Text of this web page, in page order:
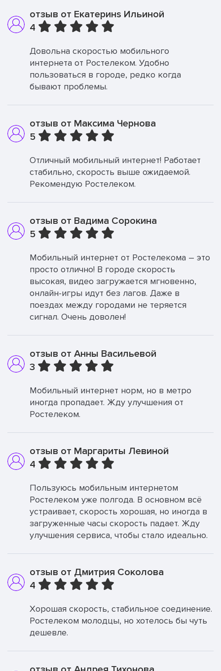
отзыв от Екатеринs Ильиной
4
Довольна скоростью мобильного
интернета от Ростелеком. Удобно
пользоваться в городе, редко когда
бывают проблемы.
отзыв от Максима Чернова
5
Отличный мобильный интернет! Работает
стабильно, скорость выше ожидаемой.
Рекомендую Ростелеком.
отзыв от Вадима Сорокина
5
Мобильный интернет от Ростелекома – это
просто отлично! В городе скорость
высокая, видео загружается мгновенно,
онлайн-игры идут без лагов. Даже в
поездах между городами не теряется
сигнал. Очень доволен!
отзыв от Анны Васильевой
3
Мобильный интернет норм, но в метро
иногда пропадает. Жду улучшения от
Ростелеком.
отзыв от Маргариты Левиной
4
Пользуюсь мобильным интернетом
Ростелеком уже полгода. В основном всё
устраивает, скорость хорошая, но иногда в
загруженные часы скорость падает. Жду
улучшения сервиса, чтобы стало идеально.
отзыв от Дмитрия Соколова
4
Хорошая скорость, стабильное соединение.
Ростелеком молодцы, но хотелось бы чуть
дешевле.